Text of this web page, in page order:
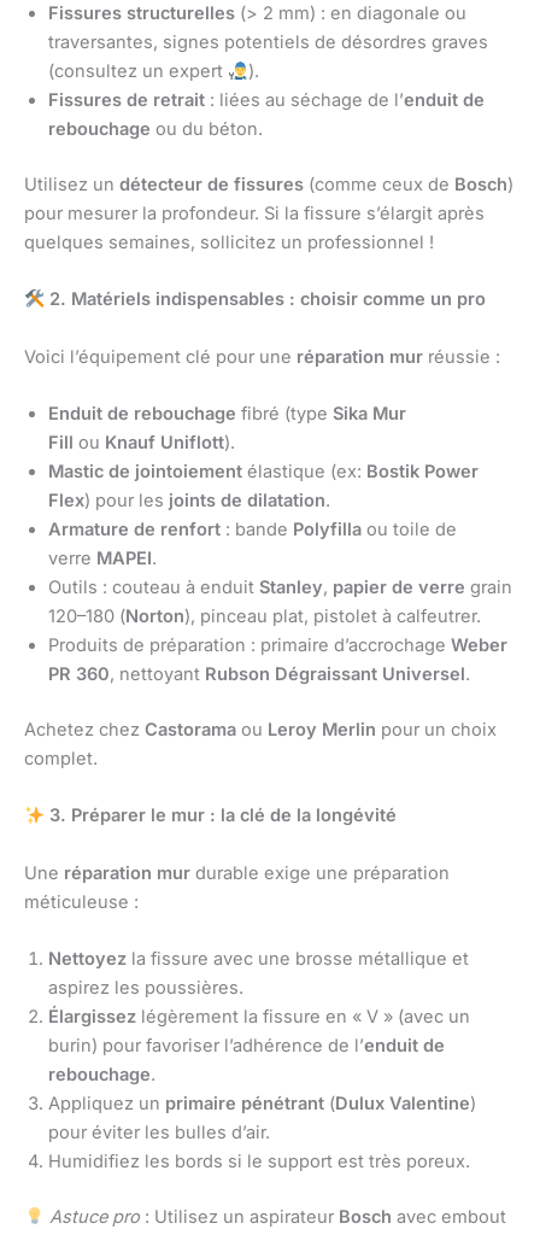
Fissures structurelles (> 2 mm) : en diagonale ou
traversantes, signes potentiels de désordres graves
(consultez un expert
).
Fissures de retrait : liées au séchage de l’enduit de
rebouchage ou du béton.
Utilisez un détecteur de fissures (comme ceux de Bosch)
pour mesurer la profondeur. Si la fissure s’élargit après
quelques semaines, sollicitez un professionnel !
2. Matériels indispensables : choisir comme un pro
Voici l’équipement clé pour une réparation mur réussie :
Enduit de rebouchage fibré (type Sika Mur
Fill ou Knauf Uniflott).
Mastic de jointoiement élastique (ex: Bostik Power
Flex) pour les joints de dilatation.
Armature de renfort : bande Polyfilla ou toile de
verre MAPEI.
Outils : couteau à enduit Stanley, papier de verre grain
120–180 (Norton), pinceau plat, pistolet à calfeutrer.
Produits de préparation : primaire d’accrochage Weber
PR 360, nettoyant Rubson Dégraissant Universel.
Achetez chez Castorama ou Leroy Merlin pour un choix
complet.
3. Préparer le mur : la clé de la longévité
Une réparation mur durable exige une préparation
méticuleuse :
Nettoyez la fissure avec une brosse métallique et
aspirez les poussières.
Élargissez légèrement la fissure en « V » (avec un
burin) pour favoriser l’adhérence de l’enduit de
rebouchage.
Appliquez un primaire pénétrant (Dulux Valentine)
pour éviter les bulles d’air.
Humidifiez les bords si le support est très poreux.
Astuce pro: Utilisez un aspirateur Bosch avec embout